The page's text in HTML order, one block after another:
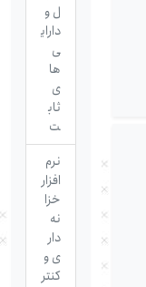
ل و
دارای
ی
ها
ی
ثاب
ت
نرم
افزار
خزا
نه
دار
ی و
کنتر